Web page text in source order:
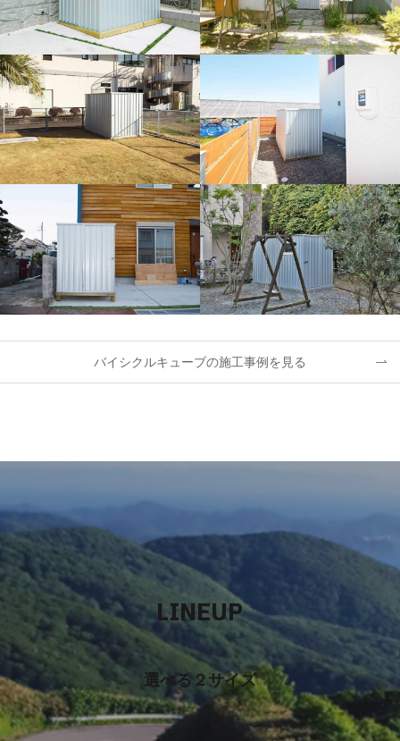
バイシクルキューブの施工事例を見る
LINEUP
選べる２サイズ